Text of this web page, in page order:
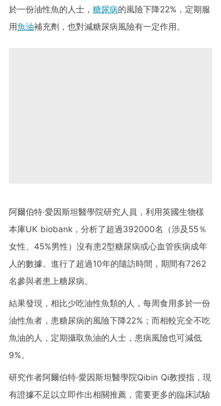
於一份油性魚的人士， 糖尿病的風險下降22%，定期服
用魚油補充劑，也對減糖尿病風險有一定作用。
阿爾伯特·愛因斯坦醫學院研究人員，利用英國生物樣
本庫UK biobank，分析了超過392000名（涉及55％
女性、45%男性）沒有患2型糖尿病或心血管疾病成年
人的數據。進行了超過10年的隨訪時間，期間有7262
名參與者患上糖尿病。
結果發現，相比少吃油性魚類的人，每周食用多於一份
油性魚者，患糖尿病的風險下降22%；而相較完全不吃
魚油的人，定期攝取魚油的人士，患病風險也可減低
9%。
研究作者阿爾伯特·愛因斯坦醫學院Qibin Qi教授指，現
有證據不足以立即作出相關推薦，需要更多的臨床試驗